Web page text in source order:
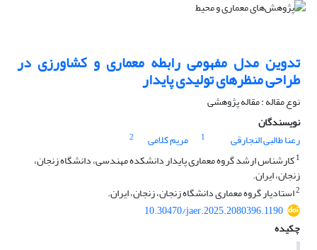
تدوین مدل مفهومی رابطه معماری و کشاورزی در
طراحی منظرهای تولیدی پایدار
نوع مقاله : مقاله پژوهشی
نویسندگان
رعنا طالبی النجارقی
1 مریم کلامی
2
1کارشناس ارشد گروه معماری پایدار دانشکده مهندسی، دانشگاه زنجان،
زنجان، ایران.
2استادیار گروه معماری دانشگاه زنجان، زنجان، ایران.
10.30470/jaer.2025.2080396.1190
چکیده